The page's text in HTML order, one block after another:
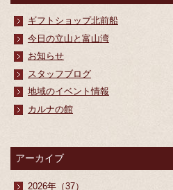
ギフトショップ北前船
今日の立山と富山湾
お知らせ
スタッフブログ
地域のイベント情報
カルナの館
アーカイブ
2026年（37）